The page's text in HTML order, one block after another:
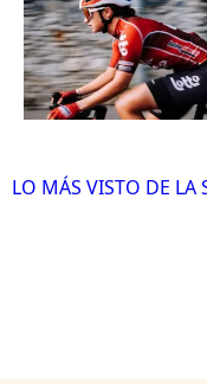
LO MÁS VISTO DE LA